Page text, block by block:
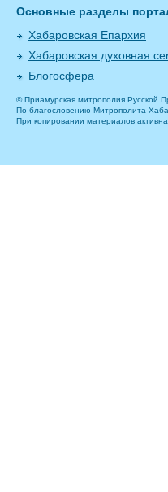
Основные разделы
Хабаровская Епархия
Хабаровская духовная
Блогосфера
© Приамурская митрополия Русской
По благословению Митрополита
При копировании материалов